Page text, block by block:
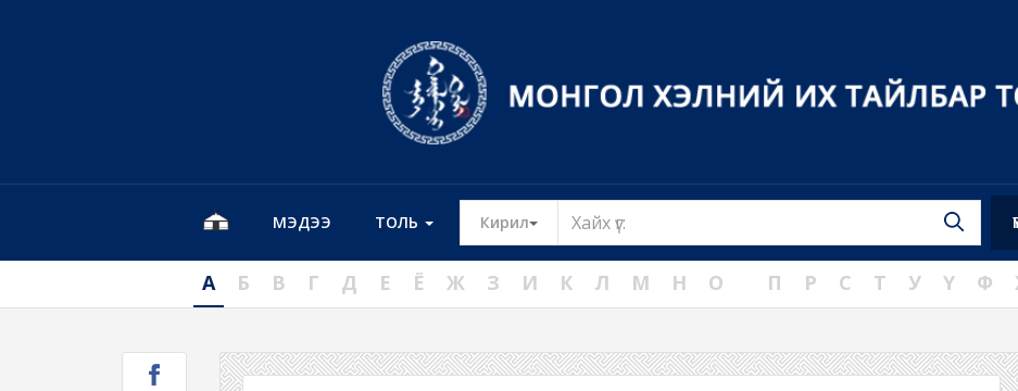
МЭДЭЭ ТОЛЬ Кирил Toggle Dropdown
А Б В Г Д Е Ё Ж З И К Л М Н О П Р С Т У Ү Ф